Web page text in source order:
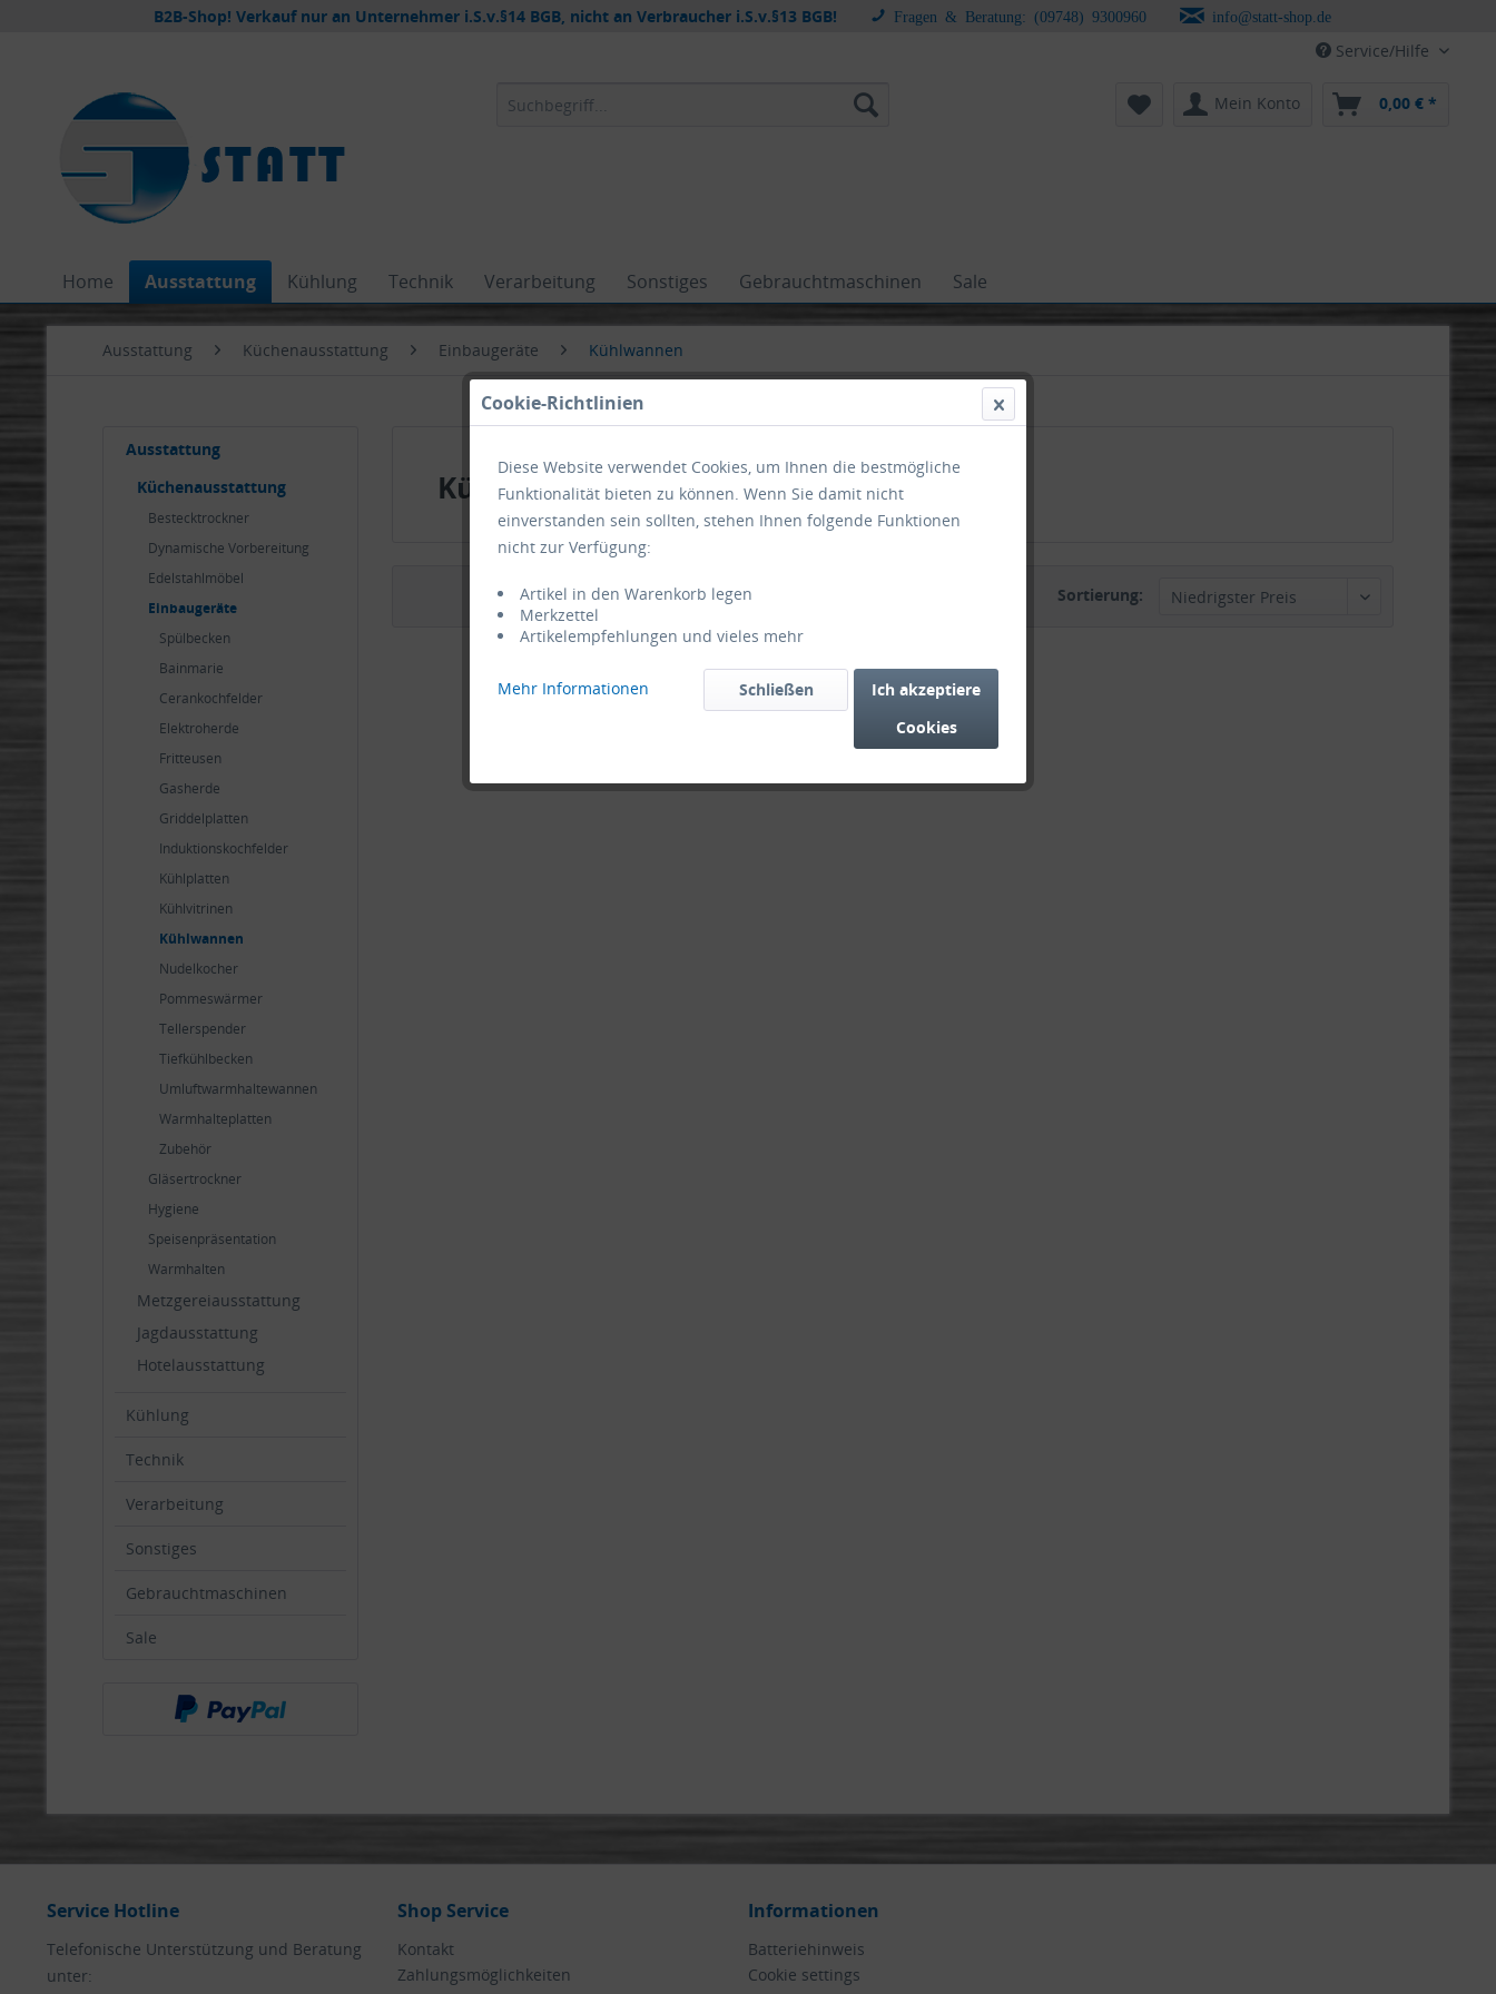
B2B-Shop! Verkauf nur an Unternehmer i.S.v.§14 BGB, nicht an Verbraucher i.S.v.§13 BGB! Fragen & Beratung: (09748) 9300960 info@statt-shop.de
Service/Hilfe
Mein Konto 0,00 € *
Home Ausstattung Kühlung Technik Verarbeitung Sonstiges Gebrauchtmaschinen Sale
Ausstattung Küchenausstattung Einbaugeräte Kühlwannen
Ausstattung
Küchenausstattung
Bestecktrockner
Dynamische Vorbereitung
Edelstahlmöbel
Einbaugeräte
Spülbecken
Bainmarie
Cerankochfelder
Elektroherde
Fritteusen
Gasherde
Griddelplatten
Induktionskochfelder
Kühlplatten
Kühlvitrinen
Kühlwannen
Nudelkocher
Pommeswärmer
Tellerspender
Tiefkühlbecken
Umluftwarmhaltewannen
Warmhalteplatten
Zubehör
Gläsertrockner
Hygiene
Speisenpräsentation
Warmhalten
Metzgereiausstattung
Jagdausstattung
Hotelausstattung
Kühlung
Technik
Verarbeitung
Sonstiges
Gebrauchtmaschinen
Sale
Kühlwannen
Sortierung:
Service Hotline
Telefonische Unterstützung und Beratung
unter:
Shop Service
Kontakt
Zahlungsmöglichkeiten
Informationen
Batteriehinweis
Cookie settings
Cookie-Richtlinien
Diese Website verwendet Cookies, um Ihnen die bestmögliche
Funktionalität bieten zu können. Wenn Sie damit nicht
einverstanden sein sollten, stehen Ihnen folgende Funktionen
nicht zur Verfügung:
Artikel in den Warenkorb legen
Merkzettel
Artikelempfehlungen und vieles mehr
Mehr Informationen
Ich akzeptiere
Cookies
Schließen